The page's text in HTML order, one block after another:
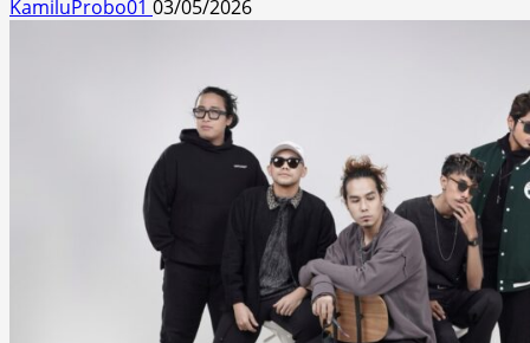
KamiluProbo01 03/05/2026